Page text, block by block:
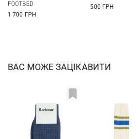
FOOTBED
1 700 ГРН
500 ГРН
ВАС МОЖЕ ЗАЦІКАВИТИ